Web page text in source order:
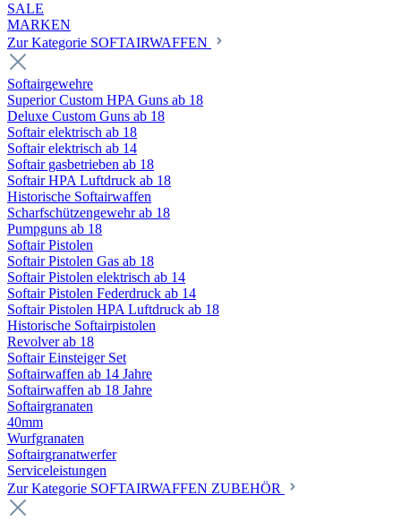
SALE
MARKEN
Zur Kategorie SOFTAIRWAFFEN
Softairgewehre
Superior Custom HPA Guns ab 18
Deluxe Custom Guns ab 18
Softair elektrisch ab 18
Softair elektrisch ab 14
Softair gasbetrieben ab 18
Softair HPA Luftdruck ab 18
Historische Softairwaffen
Scharfschützengewehr ab 18
Pumpguns ab 18
Softair Pistolen
Softair Pistolen Gas ab 18
Softair Pistolen elektrisch ab 14
Softair Pistolen Federdruck ab 14
Softair Pistolen HPA Luftdruck ab 18
Historische Softairpistolen
Revolver ab 18
Softair Einsteiger Set
Softairwaffen ab 14 Jahre
Softairwaffen ab 18 Jahre
Softairgranaten
40mm
Wurfgranaten
Softairgranatwerfer
Serviceleistungen
Zur Kategorie SOFTAIRWAFFEN ZUBEHÖR